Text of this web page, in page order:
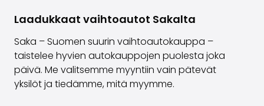
Laadukkaat vaihtoautot Sakalta
Saka – Suomen suurin vaihtoautokauppa –
taistelee hyvien autokauppojen puolesta joka
päivä. Me valitsemme myyntiin vain pätevät
yksilöt ja tiedämme, mitä myymme.